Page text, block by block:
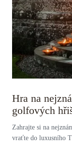
Hra na
golfových
Zahrajte si na
vraťte do luxusního